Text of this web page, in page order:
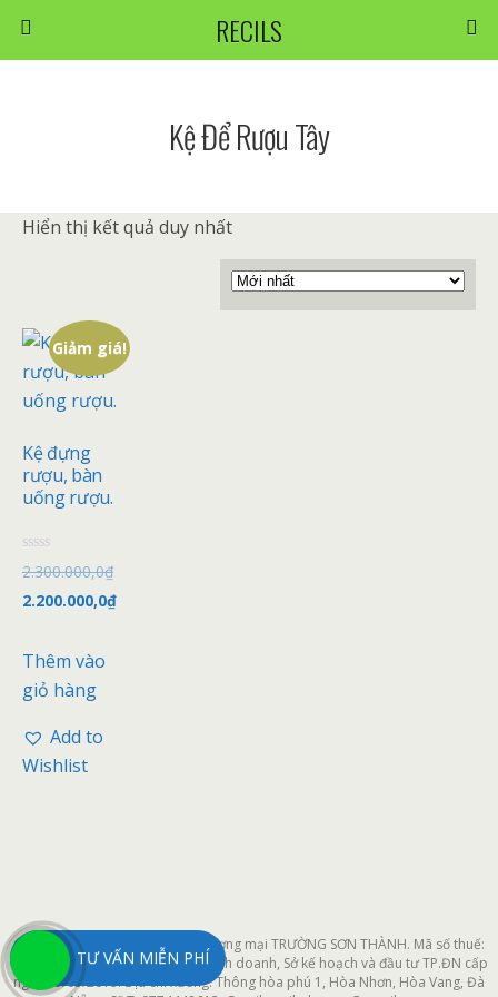
RECILS
Kệ Để Rượu Tây
Hiển thị kết quả duy nhất
Giảm giá!
Kệ đựng
rượu, bàn
uống rượu.
Đ
ư
ợ
c
p
h
n
5
a
2.300.000,0₫
2.200.000,0₫
Thêm vào
giỏ hàng
Add to
Wishlist
Công ty cổ phần xây dựng và thương mại TRƯỜNG SƠN THÀNH. Mã số thuế:
0401964611 do Phòng đăng ký kinh doanh, Sở kế hoạch và đầu tư TP.ĐN cấp
ngày 25/03/2019. Địa chỉ xưởng: Thông hòa phú 1, Hòa Nhơn, Hòa Vang, Đà
TƯ VẤN MIỄN PHÍ